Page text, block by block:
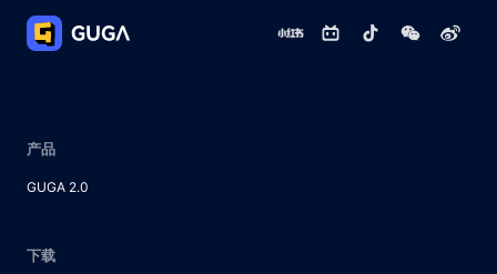
产品
GUGA 2.0
下载